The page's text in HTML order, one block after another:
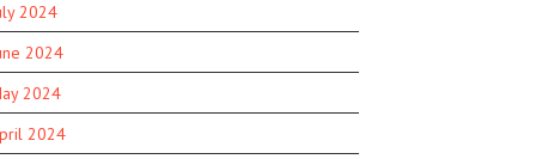
2024
2024
2024
2024